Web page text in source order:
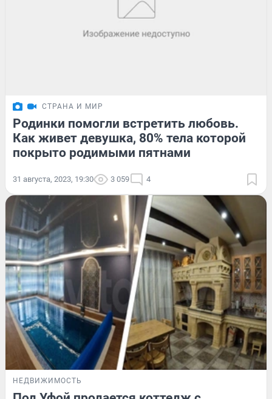
СТРАНА И МИР
Родинки помогли встретить любовь.
Как живет девушка, 80% тела которой
покрыто родимыми пятнами
31 августа, 2023, 19:30 3 059 4
НЕДВИЖИМОСТЬ